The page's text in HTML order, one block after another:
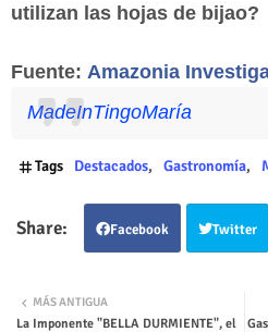
utilizan las hojas de bijao?
Fuente: Amazonia
MadeInTingoMaría
Tags Destacados Gastronomía
Facebook Twitter
MÁS ANTIGUA
La Imponente "BELLA DURMIENTE", el